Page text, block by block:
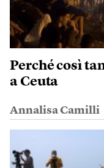
Perché così
a Ceuta
Annalisa Camilli